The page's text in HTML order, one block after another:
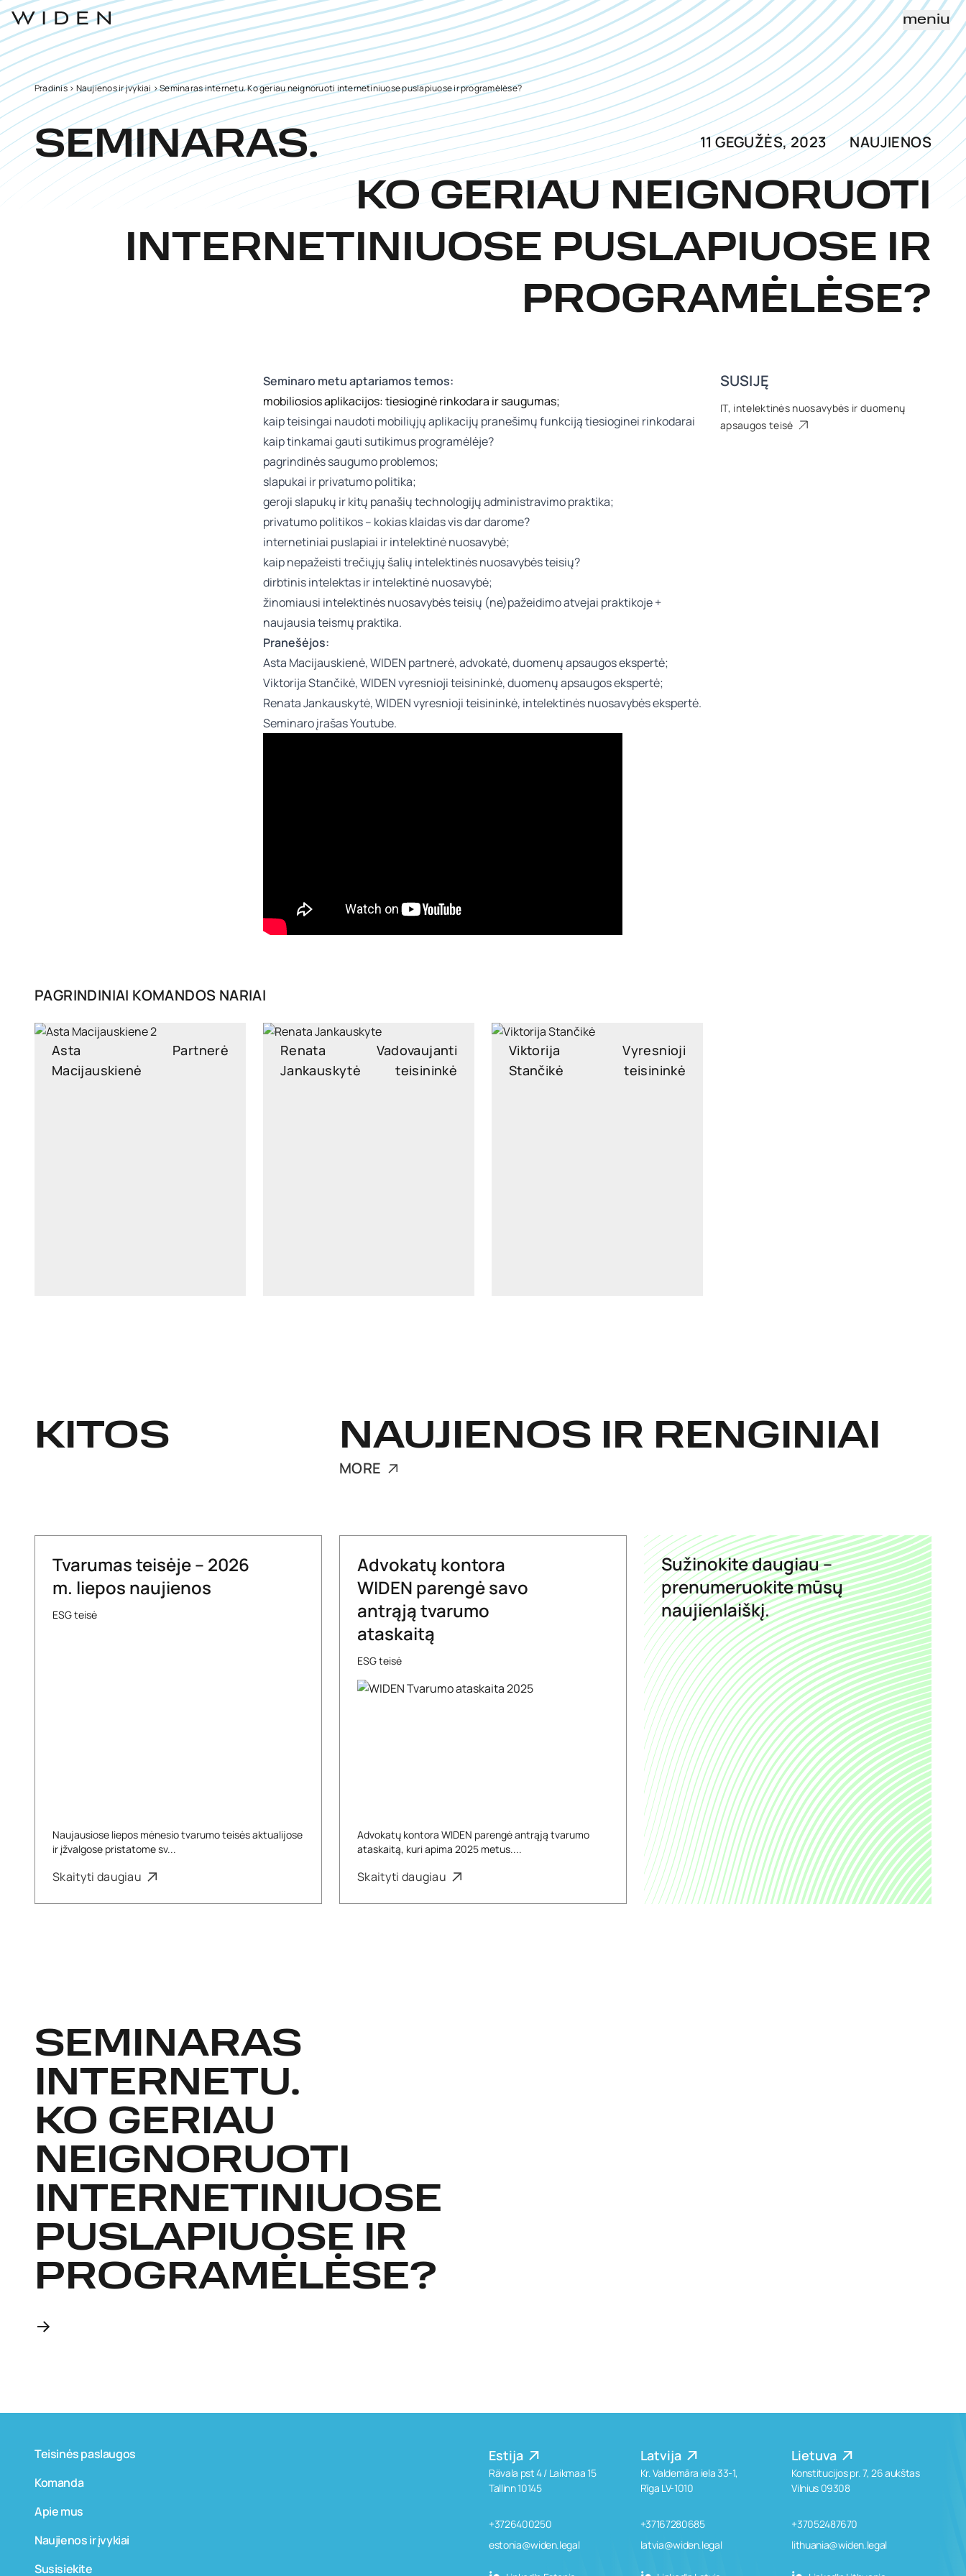
meniu
Pradinis > Naujienos ir įvykiai >Seminaras internetu. Ko geriau neignoruoti internetiniuose puslapiuose ir programėlėse?
SEMINARAS.
KO GERIAU NEIGNORUOTI
INTERNETINIUOSE PUSLAPIUOSE IR
PROGRAMĖLĖSE?
11 GEGUŽĖS, 2023 NAUJIENOS
SUSIJĘ
IT, intelektinės nuosavybės ir duomenų
apsaugos teisė
Seminaro metu aptariamos temos:
mobiliosios aplikacijos: tiesioginė rinkodara ir saugumas;
kaip teisingai naudoti mobiliųjų aplikacijų pranešimų funkciją tiesioginei rinkodarai
kaip tinkamai gauti sutikimus programėlėje?
pagrindinės saugumo problemos;
slapukai ir privatumo politika;
geroji slapukų ir kitų panašių technologijų administravimo praktika;
privatumo politikos – kokias klaidas vis dar darome?
internetiniai puslapiai ir intelektinė nuosavybė;
kaip nepažeisti trečiųjų šalių intelektinės nuosavybės teisių?
dirbtinis intelektas ir intelektinė nuosavybė;
žinomiausi intelektinės nuosavybės teisių (ne)pažeidimo atvejai praktikoje +
naujausia teismų praktika.
Pranešėjos:
Asta Macijauskienė, WIDEN partnerė, advokatė, duomenų apsaugos ekspertė;
Viktorija Stančikė, WIDEN vyresnioji teisininkė, duomenų apsaugos ekspertė;
Renata Jankauskytė, WIDEN vyresnioji teisininkė, intelektinės nuosavybės ekspertė.
Seminaro įrašas Youtube.
PAGRINDINIAI KOMANDOS NARIAI
Asta
Macijauskienė
Partnerė
Renata
Jankauskytė
Vadovaujanti
teisininkė
Viktorija
Stančikė
Vyresnioji
teisininkė
KITOS NAUJIENOS IR RENGINIAI
MORE
Tvarumas teisėje – 2026
m. liepos naujienos
ESG teisė
Naujausiose liepos mėnesio tvarumo teisės aktualijose
ir įžvalgose pristatome sv...
Skaityti daugiau
Advokatų kontora
WIDEN parengė savo
antrąją tvarumo
ataskaitą
ESG teisė
Advokatų kontora WIDEN parengė antrąją tvarumo
ataskaitą, kuri apima 2025 metus....
Skaityti daugiau
Sužinokite daugiau –
prenumeruokite mūsų
naujienlaiškį.
SEMINARAS
INTERNETU.
KO GERIAU
NEIGNORUOTI
INTERNETINIUOSE
PUSLAPIUOSE IR
PROGRAMĖLĖSE?
Estija
Rävala pst 4 / Laikmaa 15
Tallinn 10145
+3726400250
estonia@widen.legal
Latvija
Kr. Valdemāra iela 33-1,
Rīga LV-1010
+37167280685
latvia@widen.legal
Lietuva
Konstitucijos pr. 7, 26 aukštas
Vilnius 09308
+37052487670
lithuania@widen.legal
Teisinės paslaugos
Komanda
Apie mus
Naujienos ir įvykiai
Susisiekite